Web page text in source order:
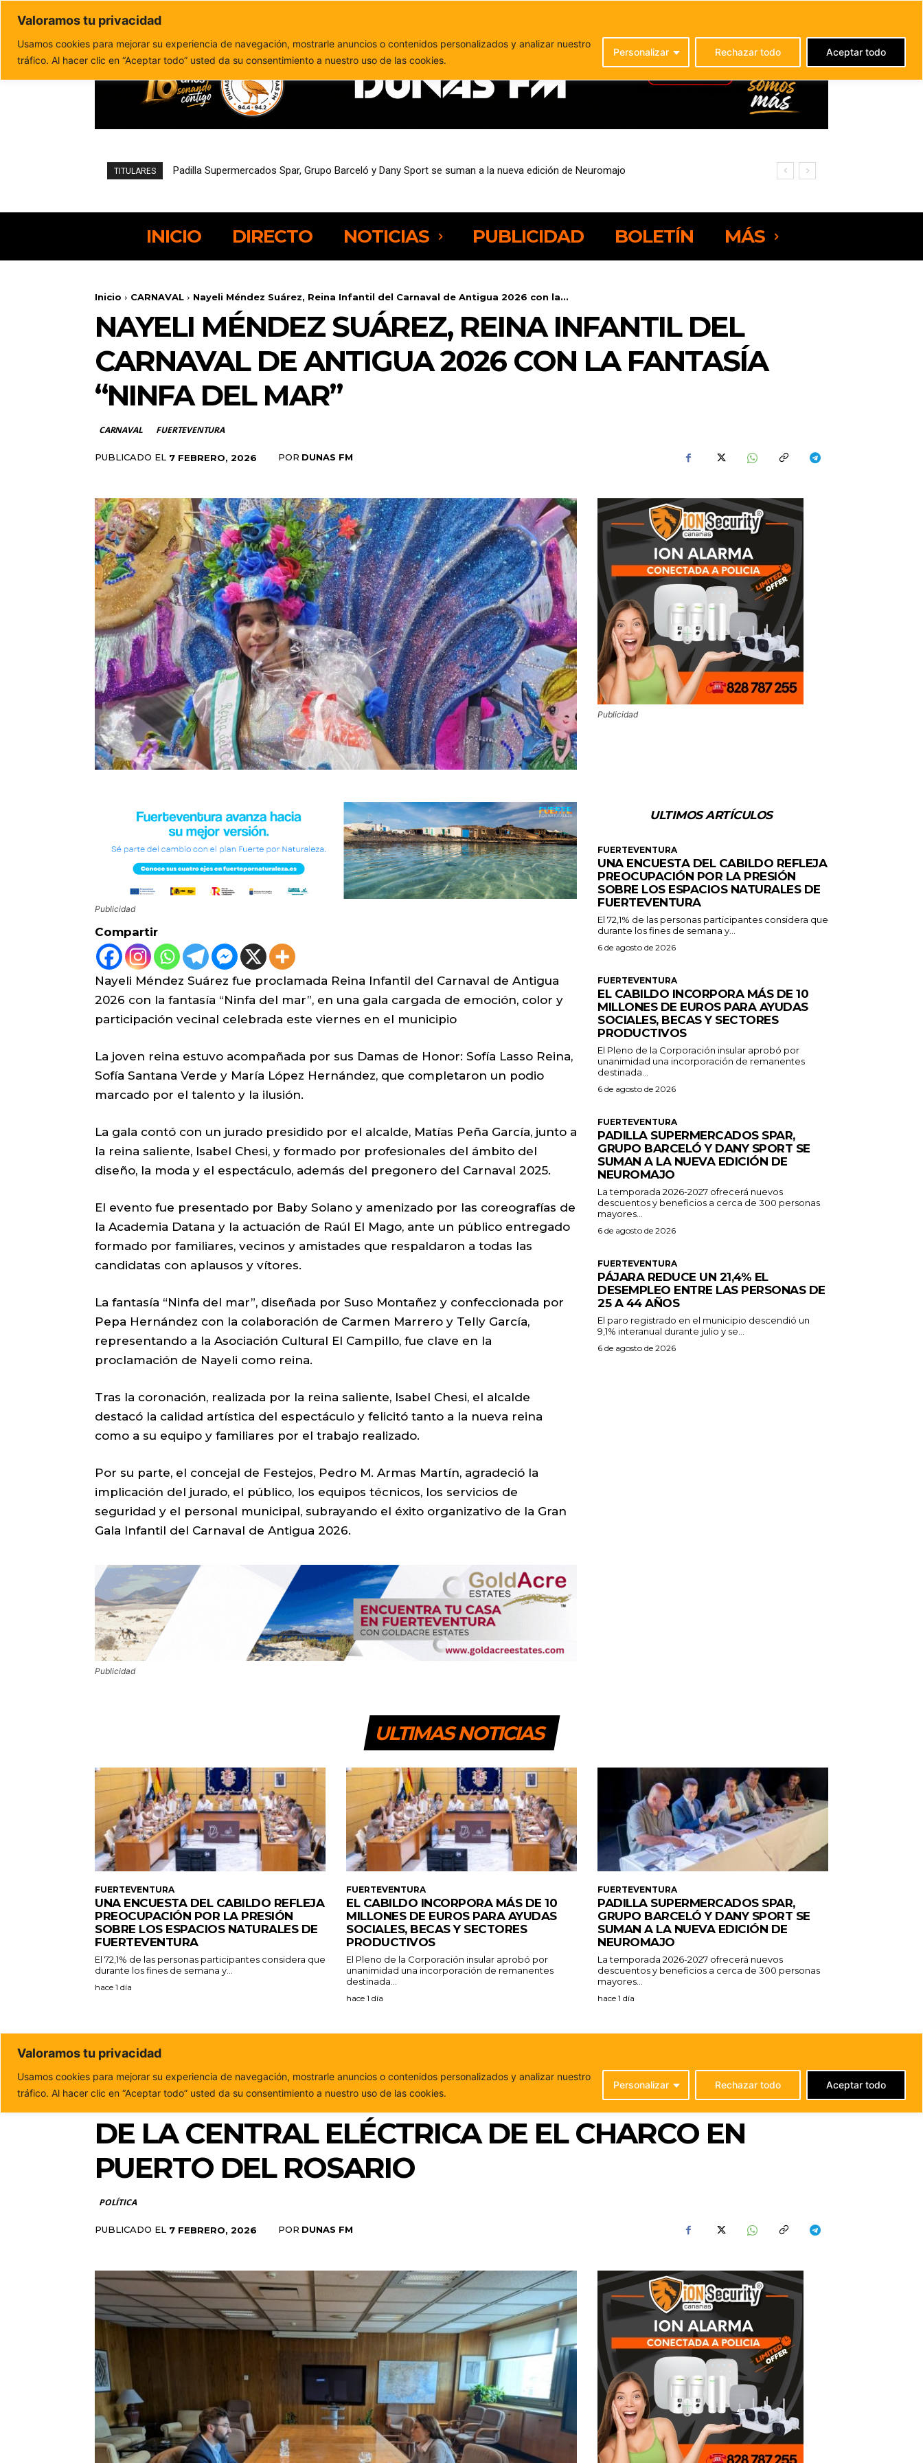
Valoramos tu privacidad
Usamos cookies para mejorar su experiencia de navegación, mostrarle anuncios o contenidos personalizados y analizar nuestro
tráfico. Al hacer clic en “Aceptar todo” usted da su consentimiento a nuestro uso de las cookies.
Personalizar Rechazar todo Aceptar todo
Política de privacidad
TITULARES Pájara reduce un 21,4% el desempleo entre las personas de 25 a 44 años
INICIO DIRECTO NOTICIAS PUBLICIDAD BOLETÍN MÁS
Inicio CARNAVAL Nayeli Méndez Suárez, Reina Infantil del Carnaval de Antigua 2026 con la...
NAYELI MÉNDEZ SUÁREZ, REINA INFANTIL DEL
CARNAVAL DE ANTIGUA 2026 CON LA FANTASÍA
“NINFA DEL MAR”
CARNAVAL FUERTEVENTURA
PUBLICADO EL 7 FEBRERO, 2026 POR DUNAS FM
Publicidad
Publicidad
Compartir
Nayeli Méndez Suárez fue proclamada Reina Infantil del Carnaval de Antigua
2026 con la fantasía “Ninfa del mar”, en una gala cargada de emoción, color y
participación vecinal celebrada este viernes en el municipio
La joven reina estuvo acompañada por sus Damas de Honor: Sofía Lasso Reina,
Sofía Santana Verde y María López Hernández, que completaron un podio
marcado por el talento y la ilusión.
La gala contó con un jurado presidido por el alcalde, Matías Peña García, junto a
la reina saliente, Isabel Chesi, y formado por profesionales del ámbito del
diseño, la moda y el espectáculo, además del pregonero del Carnaval 2025.
El evento fue presentado por Baby Solano y amenizado por las coreografías de
la Academia Datana y la actuación de Raúl El Mago, ante un público entregado
formado por familiares, vecinos y amistades que respaldaron a todas las
candidatas con aplausos y vítores.
La fantasía “Ninfa del mar”, diseñada por Suso Montañez y confeccionada por
Pepa Hernández con la colaboración de Carmen Marrero y Telly García,
representando a la Asociación Cultural El Campillo, fue clave en la
proclamación de Nayeli como reina.
Tras la coronación, realizada por la reina saliente, Isabel Chesi, el alcalde
destacó la calidad artística del espectáculo y felicitó tanto a la nueva reina
como a su equipo y familiares por el trabajo realizado.
Por su parte, el concejal de Festejos, Pedro M. Armas Martín, agradeció la
implicación del jurado, el público, los equipos técnicos, los servicios de
seguridad y el personal municipal, subrayando el éxito organizativo de la Gran
Gala Infantil del Carnaval de Antigua 2026.
Publicidad
ULTIMOS ARTÍCULOS
FUERTEVENTURA
UNA ENCUESTA DEL CABILDO REFLEJA
PREOCUPACIÓN POR LA PRESIÓN
SOBRE LOS ESPACIOS NATURALES DE
FUERTEVENTURA
El 72,1% de las personas participantes considera que
durante los fines de semana y...
6 de agosto de 2026
FUERTEVENTURA
EL CABILDO INCORPORA MÁS DE 10
MILLONES DE EUROS PARA AYUDAS
SOCIALES, BECAS Y SECTORES
PRODUCTIVOS
El Pleno de la Corporación insular aprobó por
unanimidad una incorporación de remanentes
destinada...
6 de agosto de 2026
FUERTEVENTURA
PADILLA SUPERMERCADOS SPAR,
GRUPO BARCELÓ Y DANY SPORT SE
SUMAN A LA NUEVA EDICIÓN DE
NEUROMAJO
La temporada 2026-2027 ofrecerá nuevos
descuentos y beneficios a cerca de 300 personas
mayores...
6 de agosto de 2026
FUERTEVENTURA
PÁJARA REDUCE UN 21,4% EL
DESEMPLEO ENTRE LAS PERSONAS DE
25 A 44 AÑOS
El paro registrado en el municipio descendió un
9,1% interanual durante julio y se...
6 de agosto de 2026
ULTIMAS NOTICIAS
FUERTEVENTURA
UNA ENCUESTA DEL CABILDO REFLEJA
PREOCUPACIÓN POR LA PRESIÓN
SOBRE LOS ESPACIOS NATURALES DE
FUERTEVENTURA
El 72,1% de las personas participantes considera que
durante los fines de semana y...
hace 1 día
FUERTEVENTURA
EL CABILDO INCORPORA MÁS DE 10
MILLONES DE EUROS PARA AYUDAS
SOCIALES, BECAS Y SECTORES
PRODUCTIVOS
El Pleno de la Corporación insular aprobó por
unanimidad una incorporación de remanentes
destinada...
hace 1 día
FUERTEVENTURA
PADILLA SUPERMERCADOS SPAR,
GRUPO BARCELÓ Y DANY SPORT SE
SUMAN A LA NUEVA EDICIÓN DE
NEUROMAJO
La temporada 2026-2027 ofrecerá nuevos
descuentos y beneficios a cerca de 300 personas
mayores...
hace 1 día